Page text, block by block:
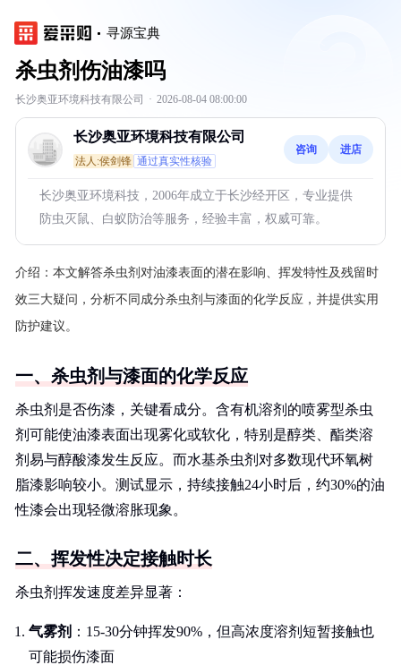
寻源宝典
杀虫剂伤油漆吗
长沙奥亚环境科技有限公司 · 2026-08-04 08:00:00
长沙奥亚环境科技有限公司
法人:侯剑锋 通过真实性核验
咨询 进店
长沙奥亚环境科技，2006年成立于长沙经开区，专业提供
防虫灭鼠、白蚁防治等服务，经验丰富，权威可靠。
介绍： 本文解答杀虫剂对油漆表面的潜在影响、挥发特性及残留时
效三大疑问，分析不同成分杀虫剂与漆面的化学反应，并提供实用
防护建议。
一、杀虫剂与漆面的化学反应
杀虫剂是否伤漆，关键看成分。含有机溶剂的喷雾型杀虫
剂可能使油漆表面出现雾化或软化，特别是醇类、酯类溶
剂易与醇酸漆发生反应。而水基杀虫剂对多数现代环氧树
脂漆影响较小。测试显示，持续接触24小时后，约30%的油
性漆会出现轻微溶胀现象。
二、挥发性决定接触时长
杀虫剂挥发速度差异显著：
气雾剂 ：15-30分钟挥发90%，但高浓度溶剂短暂接触也
可能损伤漆面